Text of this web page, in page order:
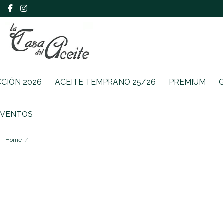
2026 ACEITE TEMPRANO 25/26 PREMIUM
Home